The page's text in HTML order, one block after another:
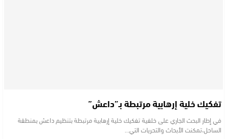
تفكيك خلية إرهابية مرتبطة بـ”داعش”
في إطار البحث الجاري على خلفية تفكيك خلية إرهابية مرتبطة بتنظيم داعش بمنطقة
الساحل،تمكنت الأبحاث والتحريات التي…